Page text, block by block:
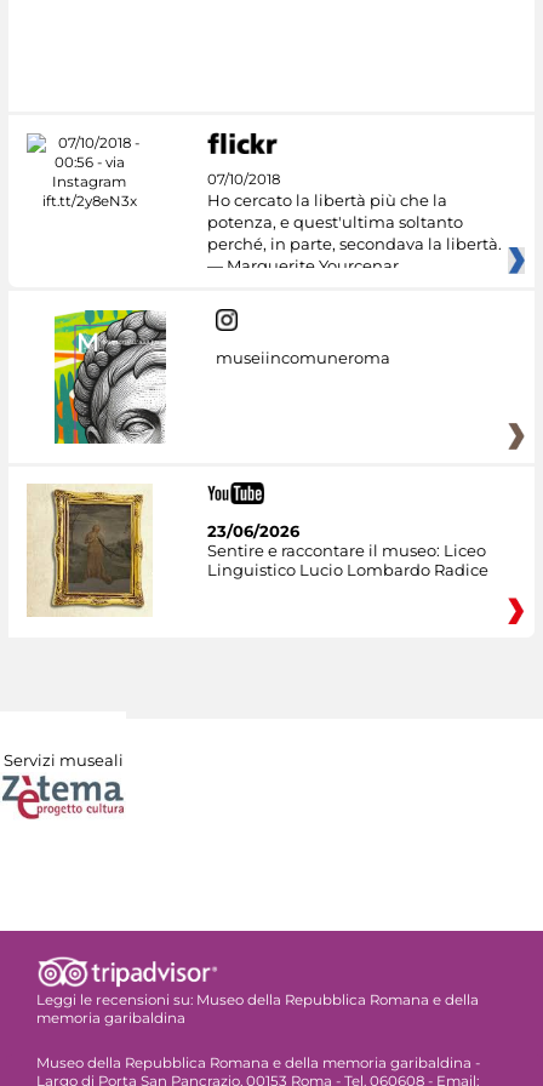
07/10/2018
Ho cercato la libertà più che la
potenza, e quest'ultima soltanto
perché, in parte, secondava la libertà.
— Marguerite Yourcenar
museiincomuneroma
23/06/2026
Sentire e raccontare il museo: Liceo
Linguistico Lucio Lombardo Radice
Servizi museali
Leggi le recensioni su: Museo della Repubblica Romana e della
memoria garibaldina
Museo della Repubblica Romana e della memoria garibaldina -
Largo di Porta San Pancrazio, 00153 Roma - Tel. 060608 - Email: